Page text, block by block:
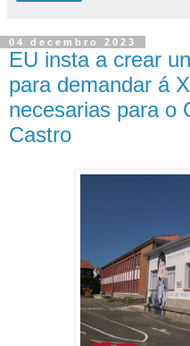
04 decembro 2023
EU insta a crear
para demandar á
necesarias para o
Castro